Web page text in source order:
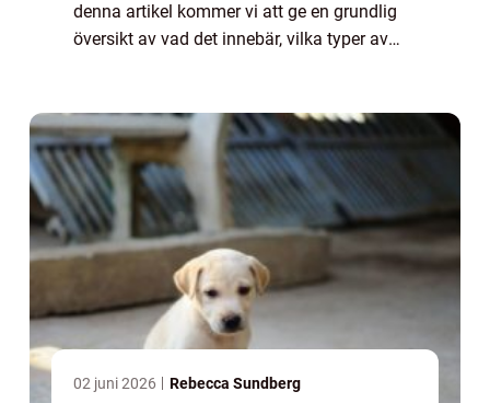
denna artikel kommer vi att ge en grundlig
översikt av vad det innebär, vilka typer av
at...
02 juni 2026 Rebecca Sundberg